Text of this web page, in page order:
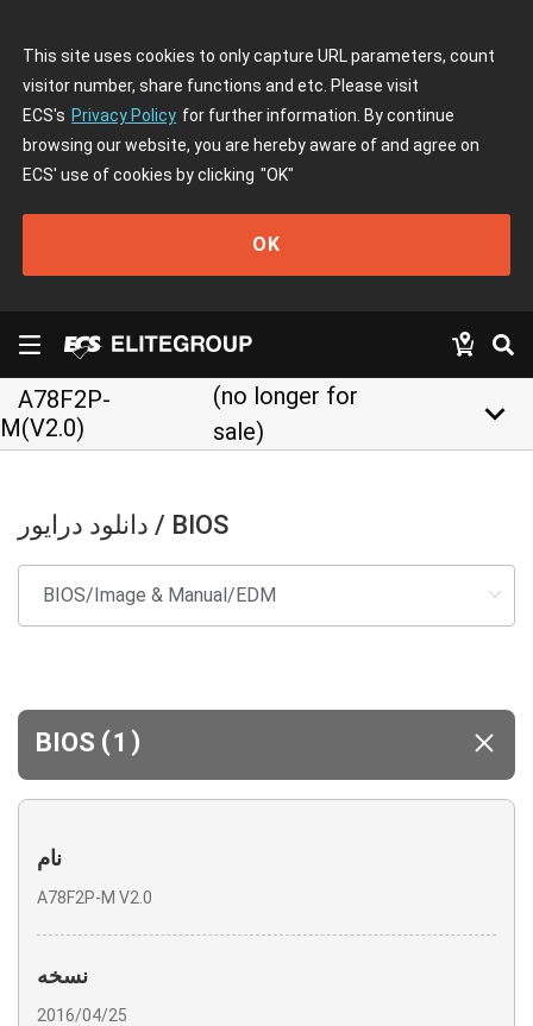
This site uses cookies to only capture URL parameters, count
visitor number, share functions and etc. Please visit
ECS's Privacy Policy for further information. By continue
browsing our website, you are hereby aware of and agree on
ECS' use of cookies by clicking "OK"
OK
A78F2P-
M(V2.0)
(no longer for
sale)
keyboard_arrow_down
دانلود درایور / BIOS
BIOS (1 )
نام
A78F2P-M V2.0
نسخه
2016/04/25